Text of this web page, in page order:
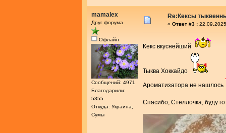
mamalex
Друг форума
Офлайн
Сообщений: 4971
Благодарили:
5355
Откуда: Украина,
Сумы
Re:Кексы
« Ответ #3 :
Кекс вкуснейший
Тыква Хоккайдо
Ароматизатора не нашлось
Спасибо, Стеллочка, буду